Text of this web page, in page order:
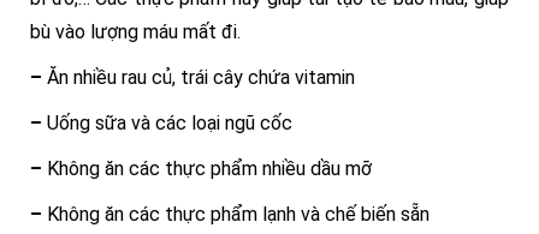
bù vào lượng máu mất đi.
– Ăn nhiều rau củ, trái cây chứa vitamin
– Uống sữa và các loại ngũ cốc
– Không ăn các thực phẩm nhiều dầu mỡ
– Không ăn các thực phẩm lạnh và chế biến sẵn